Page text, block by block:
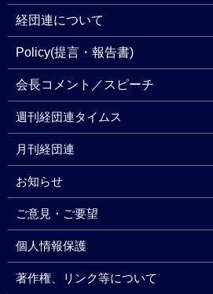
経団連について
Policy(提言・報告書)
会長コメント／スピーチ
週刊経団連タイムス
月刊経団連
お知らせ
ご意見・ご要望
個人情報保護
著作権、リンク等について